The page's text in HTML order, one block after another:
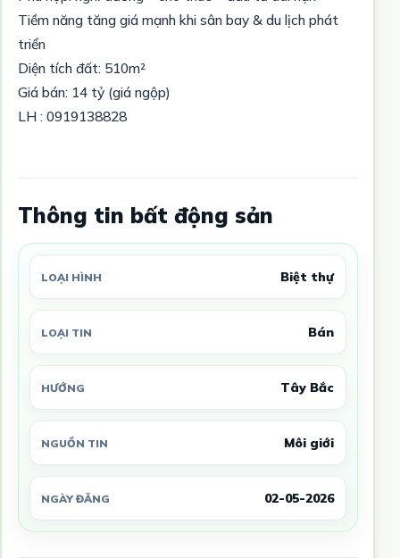
Tiềm năng tăng giá mạnh khi sân bay & du lịch phát
triển
Diện tích đất: 510m²
Giá bán: 14 tỷ (giá ngộp)
LH : 0919138828
Thông tin bất động sản
LOẠI HÌNH Biệt thự
LOẠI TIN Bán
HƯỚNG Tây Bắc
NGUỒN TIN Môi giới
NGÀY ĐĂNG 02-05-2026